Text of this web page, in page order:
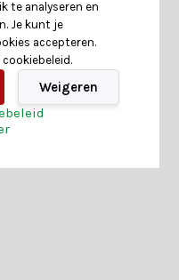
bekeken
te analyseren en
Je kunt je
accepteren.
Weigeren